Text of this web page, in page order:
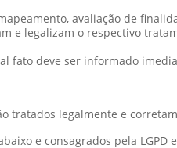
avaliação de
e legalizam o respectivo
fato deve ser informado
tratados legalmente e
e consagrados pela LGPD